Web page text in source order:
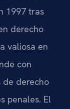
1997 tras
derecho
valiosa en
con
de derecho
penales. El